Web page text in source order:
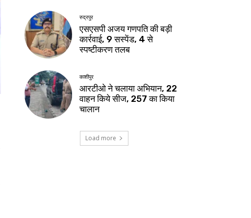
रुद्रपुर
एसएसपी अजय गणपति की बड़ी
कार्रवाई, 9 सस्पेंड, 4 से
स्पष्टीकरण तलब
काशीपुर
आरटीओ ने चलाया अभियान, 22
वाहन किये सीज, 257 का किया
चालान
Load more